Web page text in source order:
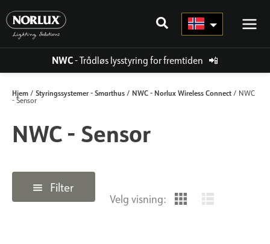
rett
innholdet
NWC- Trådløs lysstyring for fremtiden 📲
Hjem / Styringssystemer - Smarthus / NWC - Norlux Wireless Connect / NWC
- Sensor
NWC - Sensor
Filter
Velg visning: